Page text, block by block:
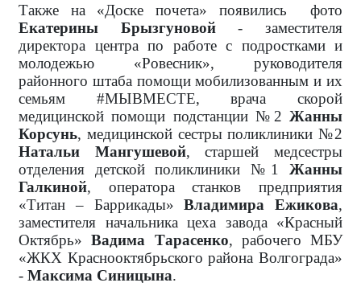
Также на «Доске почета» появились
фото
Екатерины Брызгуновой- заместителя
директора центра по работе с подростками и
молодежью «Ровесник», руководителя
районного штаба помощи мобилизованным и их
семьям #МЫВМЕСТЕ, врача скорой
медицинской помощи подстанции №2 Жанны
Корсунь, медицинской сестры поликлиники №2
Натальи Мангушевой, старшей медсестры
отделения детской поликлиники №1 Жанны
Галкиной, оператора станков предприятия
«Титан – Баррикады»Владимира Ежикова,
заместителя начальника цеха завода «Красный
Октябрь»Вадима Тарасенко, рабочего МБУ
«ЖКХ Краснооктябрьского района Волгограда»
- Максима Синицына.